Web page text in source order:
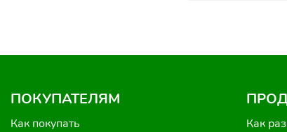
ПОКУПАТЕЛЯМ
Как покупать
Как